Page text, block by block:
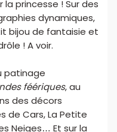
princesse ! Sur des
dynamiques,
bijou de fantaisie et
! A voir.
patinage
féériques, au
des décors
de Cars, La Petite
Neiges… Et sur la